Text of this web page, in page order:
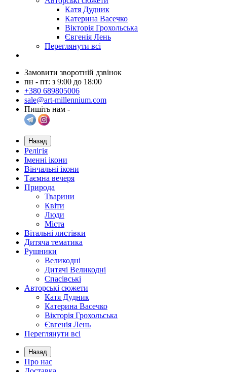
Катя Дудник
Катерина Васечко
Вікторія Грохольська
Євгенія Лень
Переглянути всі
Замовити зворотній дзвінок
пн - пт: з 9:00 до 18:00
+380 689805006
sale@art-millennium.com
Пишіть нам -
Назад
Релігія
Іменні ікони
Вінчальні ікони
Таємна вечеря
Природа
Тварини
Квіти
Люди
Міста
Вітальні листівки
Дитяча тематика
Рушники
Великодні
Дитячі Великодні
Спасівські
Авторські сюжети
Катя Дудник
Катерина Васечко
Вікторія Грохольська
Євгенія Лень
Переглянути всі
Назад
Про нас